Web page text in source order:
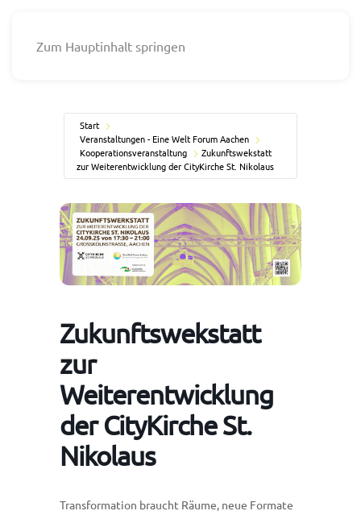
Zum Hauptinhalt springen
Start
Veranstaltungen - Eine Welt Forum Aachen
Kooperationsveranstaltung
Zukunftswekstatt
zur Weiterentwicklung der CityKirche St. Nikolaus
Zukunftswekstatt
zur
Weiterentwicklung
der CityKirche St.
Nikolaus
Transformation braucht Räume, neue Formate